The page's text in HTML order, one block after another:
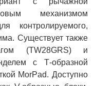
механизмом
контролируемого,
Существует также
(TW28GRS) и
с Т-образной
MorPad. Доступно